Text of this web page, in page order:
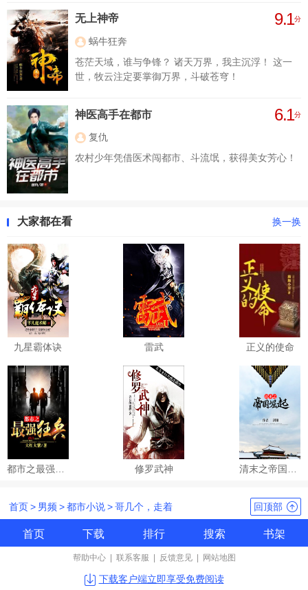
无上神帝 9.1分
蜗牛狂奔
苍茫天域，谁与争锋？ 诸天万界，我主沉浮！ 这一
世，牧云注定要掌御万界，斗破苍穹！
神医高手在都市 6.1分
复仇
农村少年凭借医术闯都市、斗流氓，获得美女芳心！
大家都在看 换一换
九星霸体诀 雷武 正义的使命
修罗武神
首页> 男频>都市小说>哥几个，走着 回顶部
首页 下载 排行 搜索 书架
帮助中心 联系客服 反馈意见 网站地图
下载客户端立即享受免费阅读